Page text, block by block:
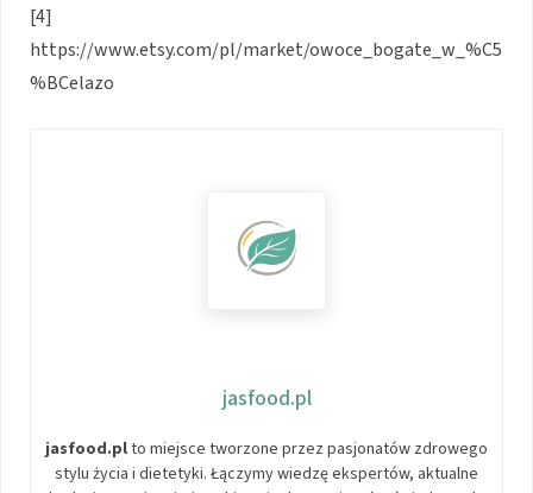
[4]
https://www.etsy.com/pl/market/owoce_bogate_w_%C5
%BCelazo
jasfood.pl
jasfood.plto miejsce tworzone przez pasjonatów zdrowego
stylu życia i dietetyki. Łączymy wiedzę ekspertów, aktualne